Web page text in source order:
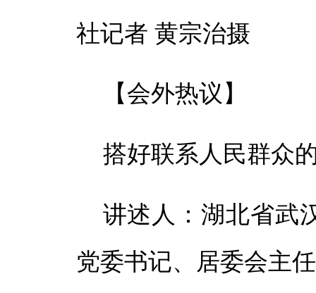
社记者 黄宗治摄
【会外热议】
搭好联系人民群众
讲述人：湖北省武
党委书记、居委会主